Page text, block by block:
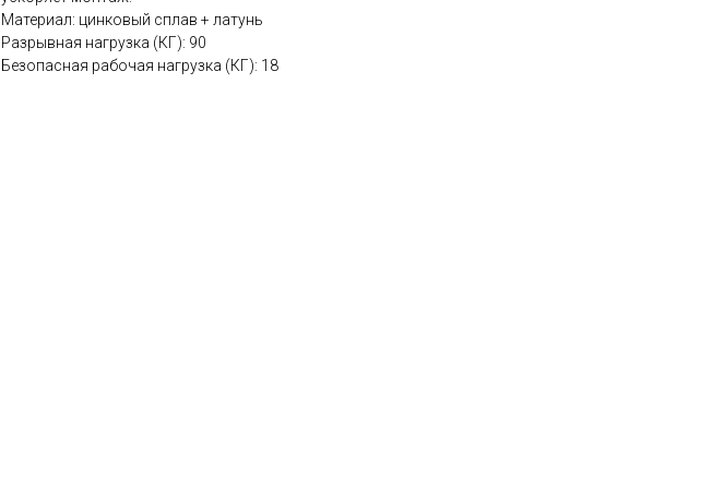
Материал: цинковый сплав + латунь
Разрывная нагрузка (КГ): 90
Безопасная рабочая нагрузка (КГ): 18